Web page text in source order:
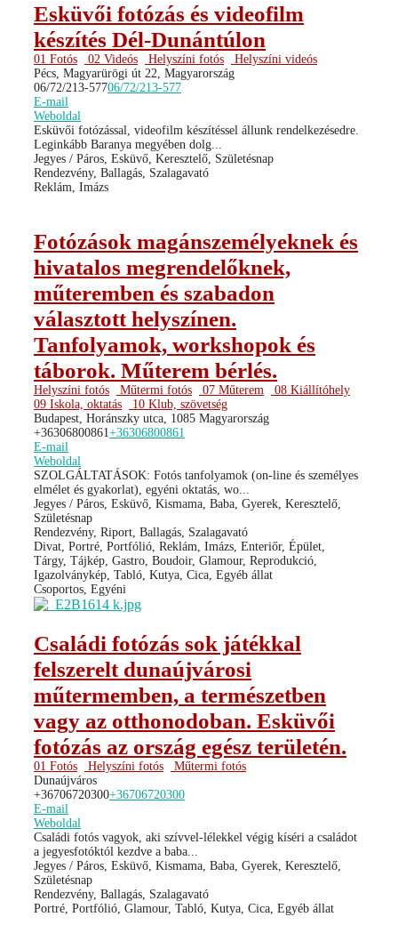
Esküvői fotózás és videofilm
készítés Dél-Dunántúlon
01 Fotós 02 Videós Helyszíni fotós
Helyszíni videós
Pécs, Magyarürögi út 22, Magyarország
06/72/213-57706/72/213-577
E-mail
Weboldal
Esküvői fotózással, videofilm készítéssel állunk rendelkezésedre.
Leginkább Baranya megyében dolg...
Jegyes / Páros, Esküvő, Keresztelő, Születésnap
Rendezvény, Ballagás, Szalagavató
Reklám, Imázs
Fotózások magánszemélyeknek és
hivatalos megrendelőknek,
műteremben és szabadon
választott helyszínen.
Tanfolyamok, workshopok és
táborok. Műterem bérlés.
Helyszíni fotós Műtermi fotós 07 Műterem
08 Kiállítóhely
09 Iskola, oktatás
10 Klub, szövetség
Budapest, Horánszky utca, 1085 Magyarország
+36306800861 +36306800861
E-mail
Weboldal
SZOLGÁLTATÁSOK: Fotós tanfolyamok (on-line és személyes
elmélet és gyakorlat), egyéni oktatás, wo...
Jegyes / Páros, Esküvő, Kismama, Baba, Gyerek, Keresztelő,
Születésnap
Rendezvény, Riport, Ballagás, Szalagavató
Divat, Portré, Portfólió, Reklám, Imázs, Enteriőr, Épület,
Tárgy, Tájkép, Gastro, Boudoir, Glamour, Reprodukció,
Igazolványkép, Tabló, Kutya, Cica, Egyéb állat
Csoportos, Egyéni
Családi fotózás sok játékkal
felszerelt dunaújvárosi
műtermemben, a természetben
vagy az otthonodoban. Esküvői
fotózás az ország egész területén.
01 Fotós Helyszíni fotós
Műtermi fotós
Dunaújváros
+36706720300+36706720300
E-mail
Weboldal
Családi fotós vagyok, aki szívvel-lélekkel végig kíséri a családot
a jegyesfotóktól kezdve a baba...
Jegyes / Páros, Esküvő, Kismama, Baba, Gyerek, Keresztelő,
Születésnap
Rendezvény, Ballagás, Szalagavató
Portré, Portfólió, Glamour, Tabló, Kutya, Cica, Egyéb állat